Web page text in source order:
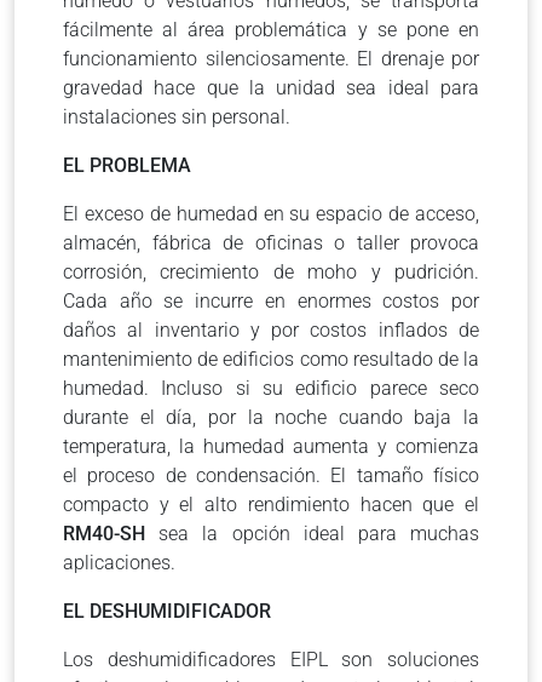
fácilmente al área problemática y se pone en
funcionamiento silenciosamente. El drenaje por
gravedad hace que la unidad sea ideal para
instalaciones sin personal.
EL PROBLEMA
El exceso de humedad en su espacio de acceso,
almacén, fábrica de oficinas o taller provoca
corrosión, crecimiento de moho y pudrición.
Cada año se incurre en enormes costos por
daños al inventario y por costos inflados de
mantenimiento de edificios como resultado de la
humedad. Incluso si su edificio parece seco
durante el día, por la noche cuando baja la
temperatura, la humedad aumenta y comienza
el proceso de condensación. El tamaño físico
compacto y el alto rendimiento hacen que el
RM40-SH
sea la opción ideal para muchas
aplicaciones.
EL DESHUMIDIFICADOR
Los deshumidificadores EIPL son soluciones